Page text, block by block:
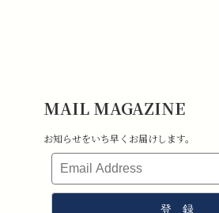
4.室内での試着のみ（屋外・ゴルフ場で使用
5.返品送料はお客様負担となります。その点ご
MAIL MAGAZINE
お知らせをいち早くお届けします。